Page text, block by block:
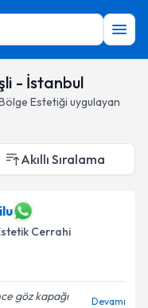
- İstanbul
Estetiği uygulayan
Akıllı Sıralama
Cerrahi
göz kapağı
Devamı